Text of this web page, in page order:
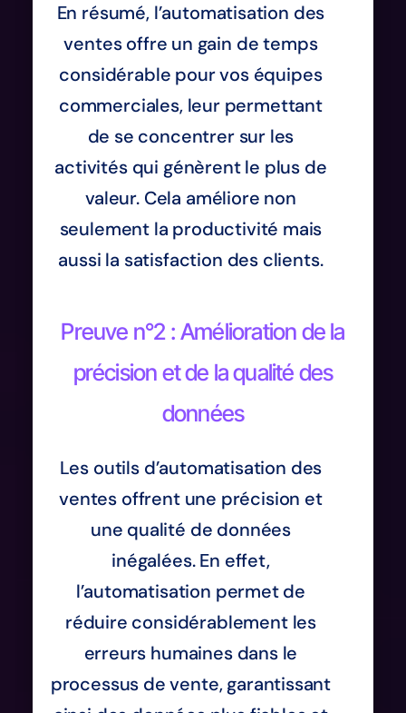
En résumé, l’automatisation des
ventes offre un gain de temps
considérable pour vos équipes
commerciales, leur permettant
de se concentrer sur les
activités qui génèrent le plus de
valeur. Cela améliore non
seulement la productivité mais
aussi la satisfaction des clients.
Preuve n°2 : Amélioration de la
précision et de la qualité des
données
Les outils d’automatisation des
ventes offrent une précision et
une qualité de données
inégalées. En effet,
l’automatisation permet de
réduire considérablement les
erreurs humaines dans le
processus de vente, garantissant